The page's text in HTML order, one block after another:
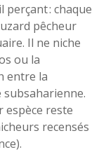
perçant : chaque
pêcheur
Il ne niche
ou la
entre la
subsaharienne.
espèce reste
recensés